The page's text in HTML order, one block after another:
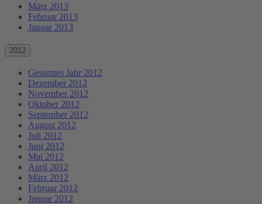
März 2013
Februar 2013
Januar 2013
2012
Gesamtes Jahr 2012
Dezember 2012
November 2012
Oktober 2012
September 2012
August 2012
Juli 2012
Juni 2012
Mai 2012
April 2012
März 2012
Februar 2012
Januar 2012